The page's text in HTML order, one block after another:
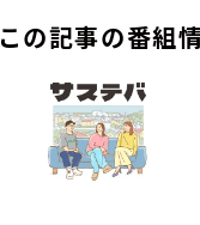
この記事の番組